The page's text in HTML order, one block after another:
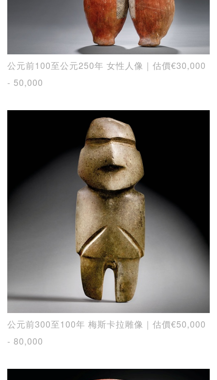
公元前100至公元250年 女性人像｜估價€30,000
- 50,000
公元前300至100年 梅斯卡拉雕像｜估價€50,000
- 80,000